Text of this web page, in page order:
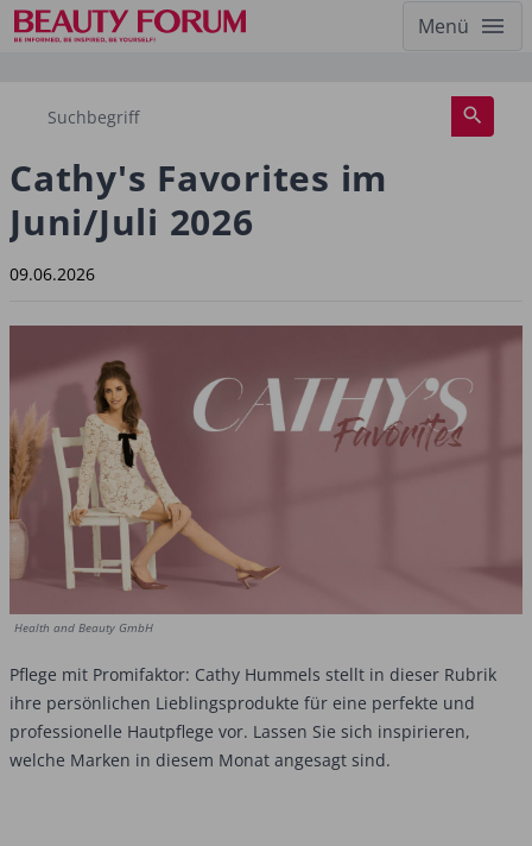
Menü
Cathy's Favorites im
Juni/Juli 2026
09.06.2026
Health and Beauty GmbH
Pflege mit Promifaktor: Cathy Hummels stellt in dieser Rubrik
ihre persönlichen Lieblingsprodukte für eine perfekte und
professionelle Hautpflege vor. Lassen Sie sich inspirieren,
welche Marken in diesem Monat angesagt sind.